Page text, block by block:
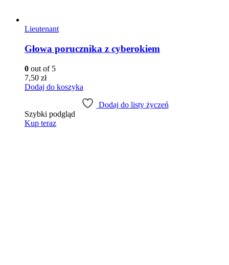
Lieutenant
Głowa porucznika z cyberokiem
0 out of 5
7,50 zł
Dodaj do koszyka
Dodaj do listy życzeń
Szybki podgląd
Kup teraz